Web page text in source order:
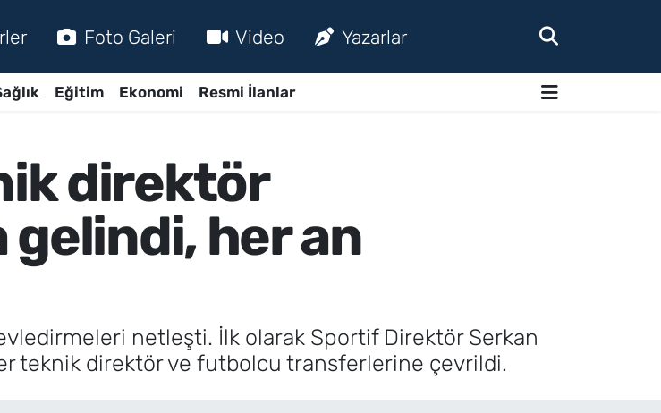
Foto Galeri Video Yazarlar
Eğitim Ekonomi Resmi İlanlar
direktör
her an
netleşti. İlk olarak Sportif Direktör Serkan
teknik direktör ve futbolcu transferlerine çevrildi.